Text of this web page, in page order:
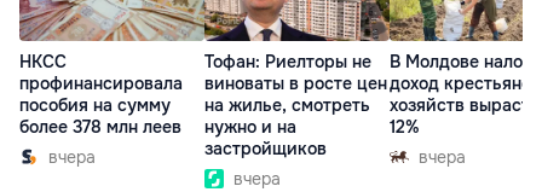
НКСС
профинансировала
пособия на сумму
более 378 млн леев
вчера
Тофан: Риелторы не
виноваты в росте цен
на жилье, смотреть
нужно и на
застройщиков
вчера
В Молдове налог
доход
хозяйств
12%
вчера